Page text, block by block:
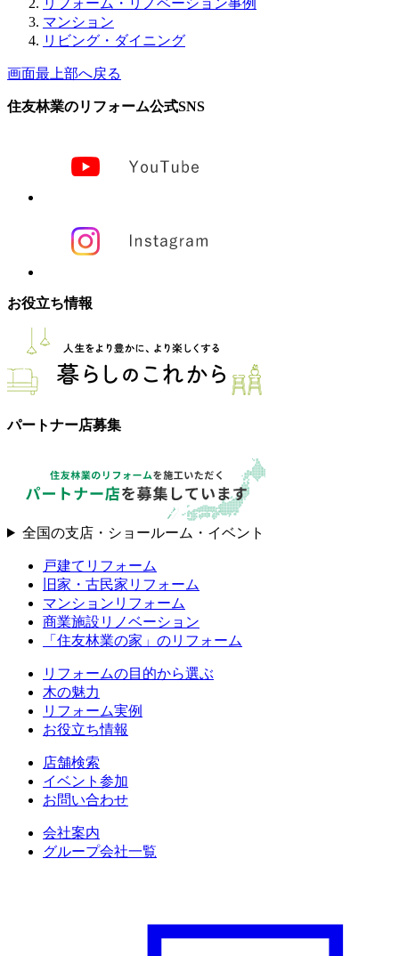
マンション
リビング・ダイニング
画面最上部へ戻る
住友林業のリフォーム公式SNS
お役立ち情報
パートナー店募集
全国の支店・ショールーム・イベント
戸建てリフォーム
旧家・古民家リフォーム
マンションリフォーム
商業施設リノベーション
「住友林業の家」のリフォーム
リフォームの目的から選ぶ
木の魅力
リフォーム実例
お役立ち情報
店舗検索
イベント参加
お問い合わせ
会社案内
グループ会社一覧